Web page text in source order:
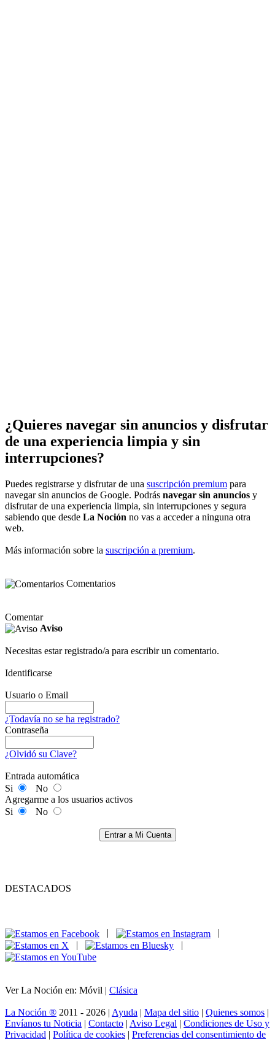
¿Quieres navegar sin anuncios y disfrutar
de una experiencia limpia y sin
interrupciones?
Puedes registrarse y disfrutar de una suscripción premium para
navegar sin anuncios de Google. Podrás navegar sin anuncios y
disfrutar de una experiencia limpia, sin interrupciones y segura
sabiendo que desde La Noción no vas a acceder a ninguna otra
web.
Más información sobre la suscripción a premium.
Comentarios
Comentar
Aviso
Necesitas estar registrado/a para escribir un comentario.
Identificarse
Usuario o Email
¿Todavía no se ha registrado?
Contraseña
¿Olvidó su Clave?
Entrada automática
Si
No
Agregarme a los usuarios activos
Si
No
Entrar a Mi Cuenta
DESTACADOS
|
|
Ver La Noción en: Móvil | Clásica
La Noción ® 2011 - 2026 | Ayuda | Mapa del sitio | Quienes somos |
Envíanos tu Noticia | Contacto | Aviso Legal | Condiciones de Uso y
Privacidad | Política de cookies | Preferencias del consentimiento de